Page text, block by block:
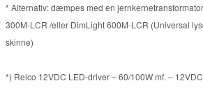
* Alternativ: dæmpes med en
300M-LCR /eller DimLight 600M-LCR (Universal
skinne)
*) Relco 12VDC LED-driver – 60/100W mf. –